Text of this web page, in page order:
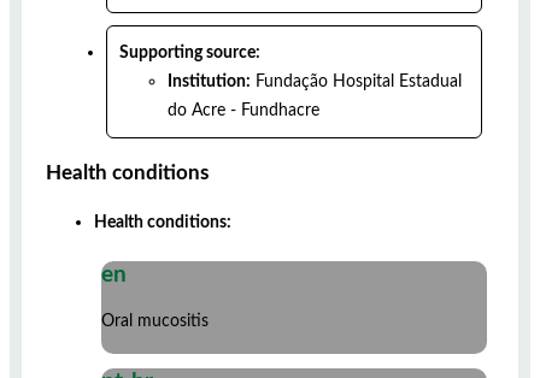
Supporting source:
Institution: Fundação Hospital Estadual
do Acre - Fundhacre
Health conditions
Health conditions:
en
Oral mucositis